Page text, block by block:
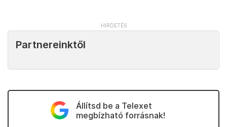
Partnereinktől
Állítsd be a Telexet
megbízható forrásnak!